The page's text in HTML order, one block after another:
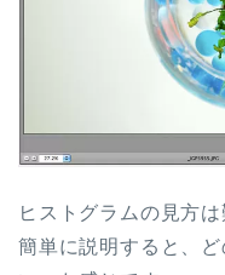
ヒストグラムの見方は
簡単に説明すると、